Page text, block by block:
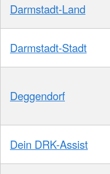
Darmstadt-Land
Darmstadt-Stadt
Deggendorf
Dein DRK-Assist